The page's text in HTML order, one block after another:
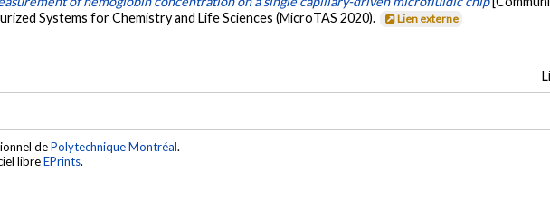
Systems for Chemistry and Life Sciences (MicroTAS 2020).
Lien externe
dePolytechnique Montréal.
libreEPrints.